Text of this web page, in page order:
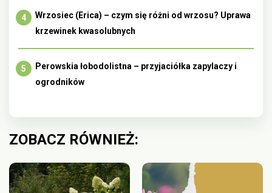
Wrzosiec (Erica) – czym się różni od wrzosu? Uprawa
krzewinek kwasolubnych
Perowskia łobodolistna – przyjaciółka zapylaczy i
ogrodników
ZOBACZ RÓWNIEŻ: